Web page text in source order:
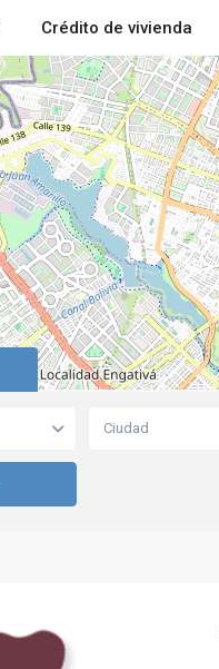
Crédito de vivienda
Ciudad